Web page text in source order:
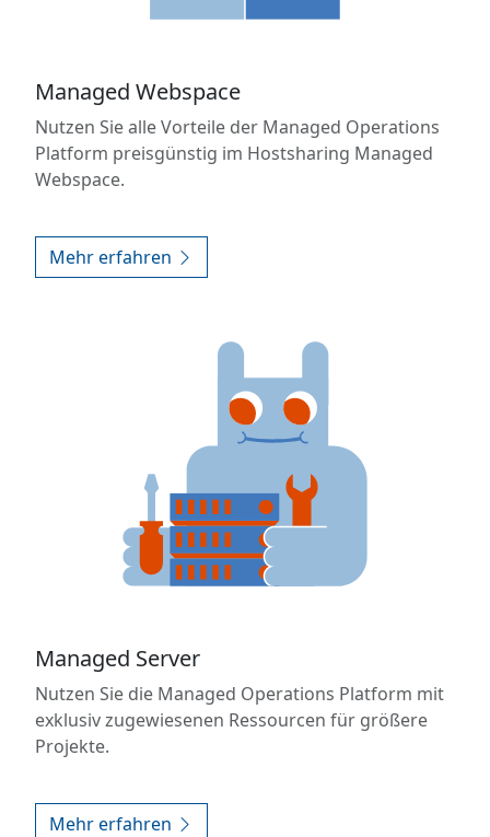
Managed Webspace
Nutzen Sie alle Vorteile der Managed Operations
Platform preisgünstig im Hostsharing Managed
Webspace.
Mehr erfahren
Managed Server
Nutzen Sie die Managed Operations Platform mit
exklusiv zugewiesenen Ressourcen für größere
Projekte.
Mehr erfahren